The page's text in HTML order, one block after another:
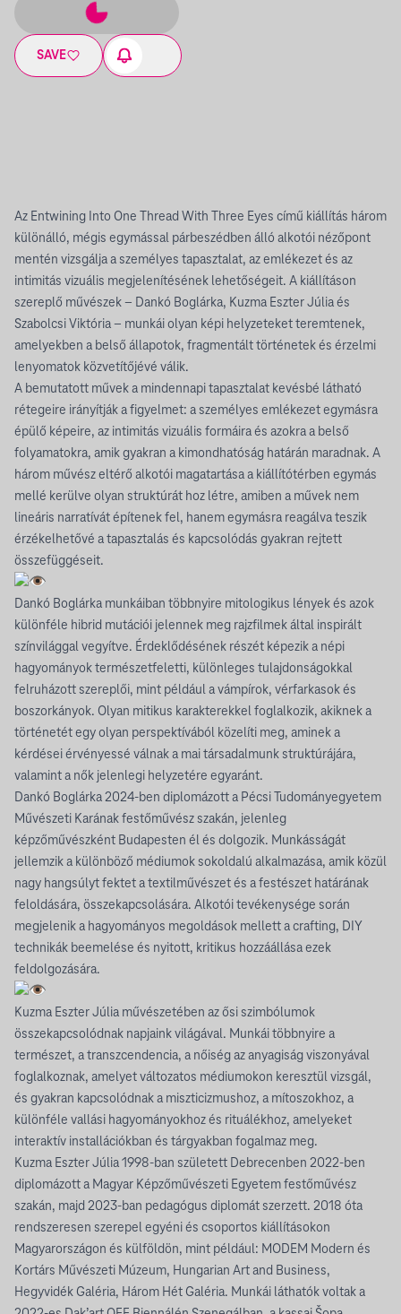
SAVE
Az Entwining Into One Thread With Three Eyes című kiállítás három
különálló, mégis egymással párbeszédben álló alkotói nézőpont
mentén vizsgálja a személyes tapasztalat, az emlékezet és az
intimitás vizuális megjelenítésének lehetőségeit. A kiállításon
szereplő művészek – Dankó Boglárka, Kuzma Eszter Júlia és
Szabolcsi Viktória – munkái olyan képi helyzeteket teremtenek,
amelyekben a belső állapotok, fragmentált történetek és érzelmi
lenyomatok közvetítőjévé válik.
A bemutatott művek a mindennapi tapasztalat kevésbé látható
rétegeire irányítják a figyelmet: a személyes emlékezet egymásra
épülő képeire, az intimitás vizuális formáira és azokra a belső
folyamatokra, amik gyakran a kimondhatóság határán maradnak. A
három művész eltérő alkotói magatartása a kiállítótérben egymás
mellé kerülve olyan struktúrát hoz létre, amiben a művek nem
lineáris narratívát építenek fel, hanem egymásra reagálva teszik
érzékelhetővé a tapasztalás és kapcsolódás gyakran rejtett
összefüggéseit.
Dankó Boglárka munkáiban többnyire mitologikus lények és azok
különféle hibrid mutációi jelennek meg rajzfilmek által inspirált
színvilággal vegyítve. Érdeklődésének részét képezik a népi
hagyományok természetfeletti, különleges tulajdonságokkal
felruházott szereplői, mint például a vámpírok, vérfarkasok és
boszorkányok. Olyan mitikus karakterekkel foglalkozik, akiknek a
történetét egy olyan perspektívából közelíti meg, aminek a
kérdései érvényessé válnak a mai társadalmunk struktúrájára,
valamint a nők jelenlegi helyzetére egyaránt.
Dankó Boglárka 2024-ben diplomázott a Pécsi Tudományegyetem
Művészeti Karának festőművész szakán, jelenleg
képzőművészként Budapesten él és dolgozik. Munkásságát
jellemzik a különböző médiumok sokoldalú alkalmazása, amik közül
nagy hangsúlyt fektet a textilművészet és a festészet határának
feloldására, összekapcsolására. Alkotói tevékenysége során
megjelenik a hagyományos megoldások mellett a crafting, DIY
technikák beemelése és nyitott, kritikus hozzáállása ezek
feldolgozására.
Kuzma Eszter Júlia művészetében az ősi szimbólumok
összekapcsolódnak napjaink világával. Munkái többnyire a
természet, a transzcendencia, a nőiség az anyagiság viszonyával
foglalkoznak, amelyet változatos médiumokon keresztül vizsgál,
és gyakran kapcsolódnak a miszticizmushoz, a mítoszokhoz, a
különféle vallási hagyományokhoz és rituálékhoz, amelyeket
interaktív installációkban és tárgyakban fogalmaz meg.
Kuzma Eszter Júlia 1998-ban született Debrecenben 2022-ben
diplomázott a Magyar Képzőművészeti Egyetem festőművész
szakán, majd 2023-ban pedagógus diplomát szerzett. 2018 óta
rendszeresen szerepel egyéni és csoportos kiállításokon
Magyarországon és külföldön, mint például: MODEM Modern és
Kortárs Művészeti Múzeum, Hungarian Art and Business,
Hegyvidék Galéria, Három Hét Galéria. Munkái láthatók voltak a